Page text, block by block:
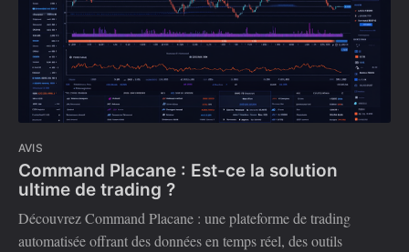
AVIS
Command Placane : Est-ce la solution
ultime de trading ?
Découvrez Command Placane : une plateforme de trading
automatisée offrant des données en temps réel, des outils